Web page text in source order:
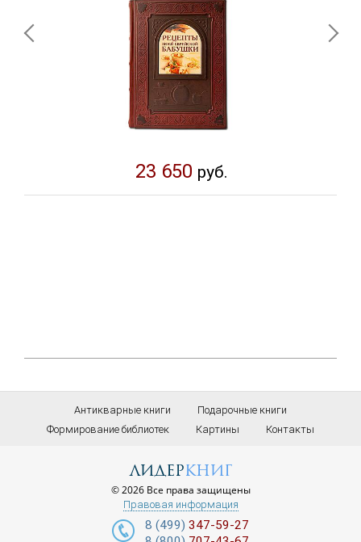
23 650 руб.
Антикварные книги
Подарочные книги
Формирование библиотек
Картины Контакты
лидеркниг
© 2026 Все права защищены
Правовая информация
8 (499) 347-59-27